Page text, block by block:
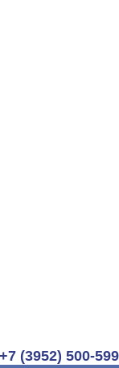
+7 (3952) 500-599